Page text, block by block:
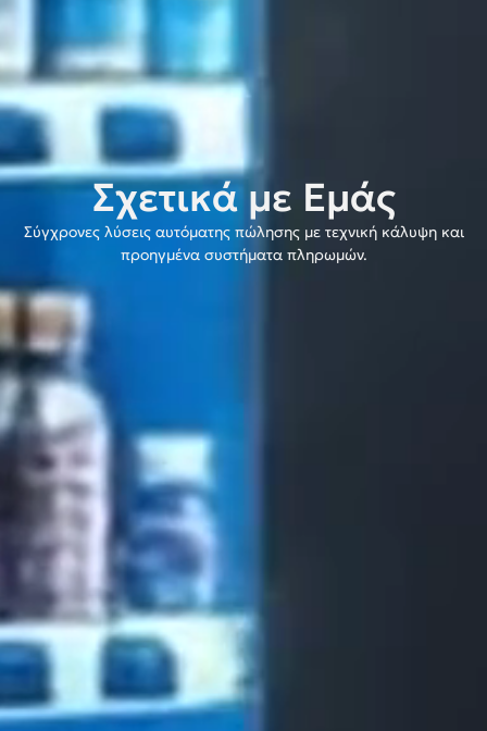
Σχετικά με Εμάς
Σύγχρονες λύσεις αυτόματης πώλησης με τεχνική κάλυψη και
προηγμένα συστήματα πληρωμών.